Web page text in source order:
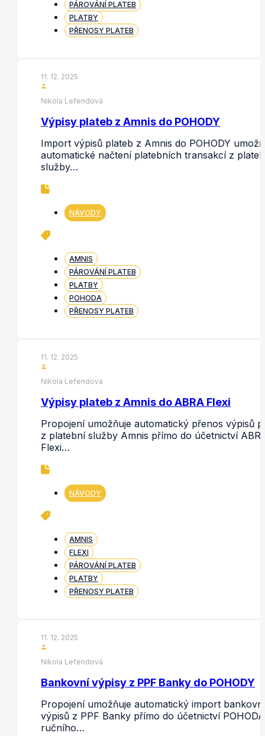
PÁROVÁNÍ PLATEB
PLATBY
PŘENOSY PLATEB
11. 12. 2025
Nikola Lefendová
Výpisy plateb z Amnis do POHODY
Import výpisů plateb z Amnis do POHODY
automatické načtení platebních transakcí z
služby…
NÁVODY
AMNIS
PÁROVÁNÍ PLATEB
PLATBY
POHODA
PŘENOSY PLATEB
11. 12. 2025
Nikola Lefendová
Výpisy plateb z Amnis do ABRA Flexi
Propojení umožňuje automatický přenos výpisů
z platební služby Amnis přímo do účetnictví
Flexi…
NÁVODY
AMNIS
FLEXI
PÁROVÁNÍ PLATEB
PLATBY
PŘENOSY PLATEB
11. 12. 2025
Nikola Lefendová
Bankovní výpisy z PPF Banky do POHODY
Propojení umožňuje automatický import
výpisů z PPF Banky přímo do účetnictví
ručního…